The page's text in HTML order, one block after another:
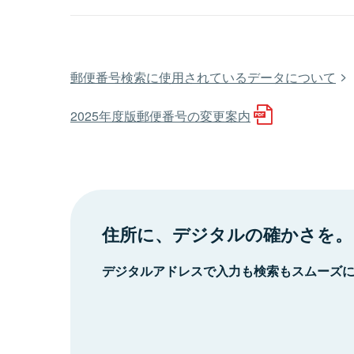
郵便番号検索に使用されているデータについて
2025年度版郵便番号の変更案内
住所に、デジタルの確かさを。
デジタルアドレスで入力も検索もスムーズ